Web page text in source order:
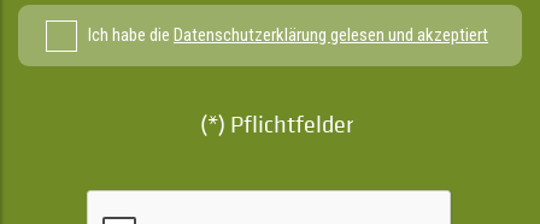
Ich habe die Datenschutzerklärung gelesen und akzeptiert
(*) Pflichtfelder